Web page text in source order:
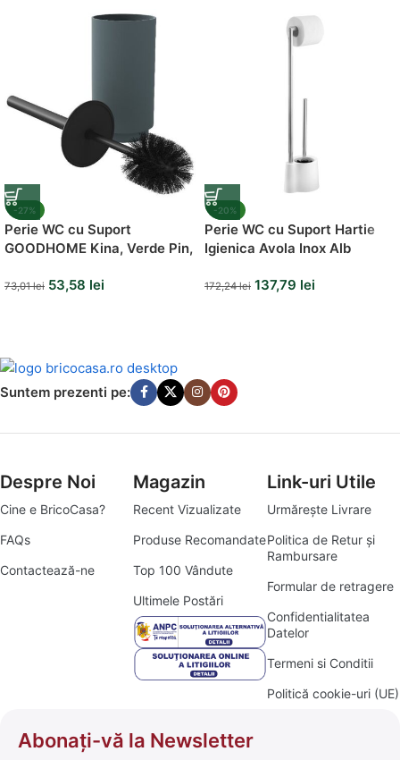
Vezi Oferta
-27%
Perie WC cu Suport
GOODHOME Kina, Verde Pin,
73,01lei 53,58 lei
-20%
Perie WC cu Suport Hartie
Igienica Avola Inox Alb
172,24lei 137,79 lei
Suntem prezenti pe:
Despre Noi
Cine e BricoCasa?
FAQs
Contactează-ne
Magazin
Recent Vizualizate
Produse Recomandate
Top 100 Vândute
Ultimele Postări
Link-uri Utile
Urmărește Livrare
Politica de Retur și
Rambursare
Formular de retragere
Confidentialitatea
Datelor
Termeni si Conditii
Politică cookie-uri (UE)
Abonați-vă la Newsletter